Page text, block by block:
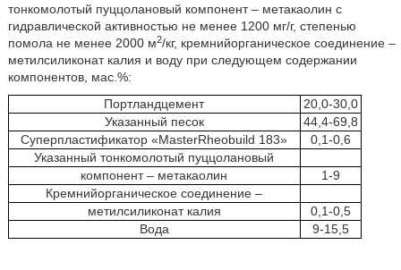
тонкомолотый пуццолановый компонент – метакаолин с
гидравлической активностью не менее 1200 мг/г, степенью
помола не менее 2000 м2/кг, кремнийорганическое соединение –
метилсиликонат калия и воду при следующем содержании
компонентов, мас.%:
Портландцемент
20,0-30,0
Указанный песок
44,4-69,8
Суперпластификатор «MasterRheobuild 183»
0,1-0,6
Указанный тонкомолотый пуццолановый
компонент – метакаолин
1-9
Кремнийорганическое соединение –
метилсиликонат калия
0,1-0,5
Вода
9-15,5